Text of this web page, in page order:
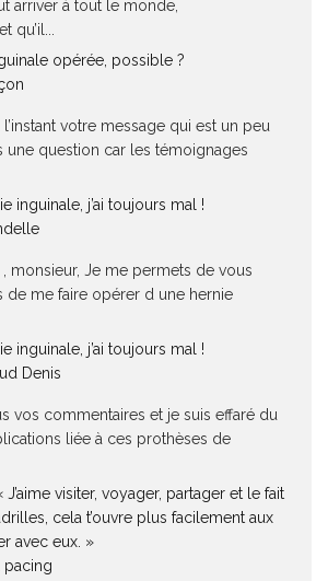
arriver à tout le monde,
qu’il...
opérée, possible ?
votre message qui est un peu
une question car les témoignages
inguinale, j’ai toujours mal !
monsieur, Je me permets de vous
de me faire opérer d une hernie
inguinale, j’ai toujours mal !
Denis
vos commentaires et je suis effaré du
liée à ces prothèses de
J’aime visiter, voyager, partager et le fait
cela t’ouvre plus facilement aux
avec eux. »
pacing